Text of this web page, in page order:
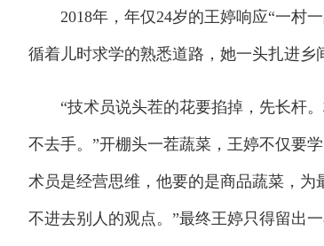
2018年，年仅24岁的王婷响应“一村一
循着儿时求学的熟悉道路，她一头扎进乡
“技术员说头茬的花要掐掉，先长杆。
不去手。”开棚头一茬蔬菜，王婷不仅要
术员是经营思维，他要的是商品蔬菜，
不进去别人的观点。”最终王婷只得留出